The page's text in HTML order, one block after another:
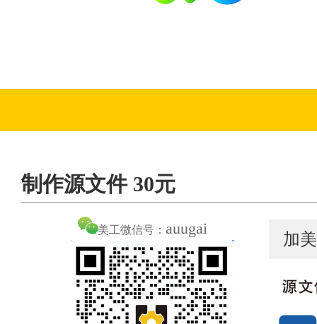
制作源文件 30元
美工微信号： auugai
加